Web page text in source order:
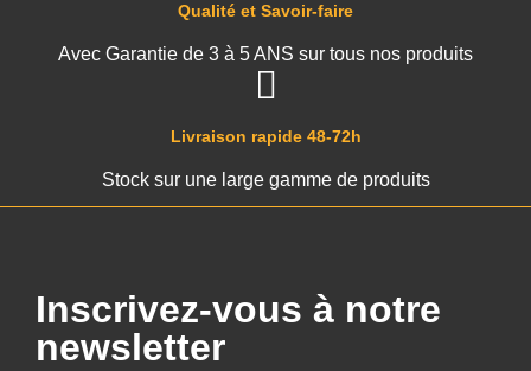
Livraison rapide 48-72h
Stock sur une large gamme de produits
Qualité et Savoir-faire
Avec Garantie de 3 à 5 ANS sur tous nos produits
Inscrivez-vous à notre
newsletter